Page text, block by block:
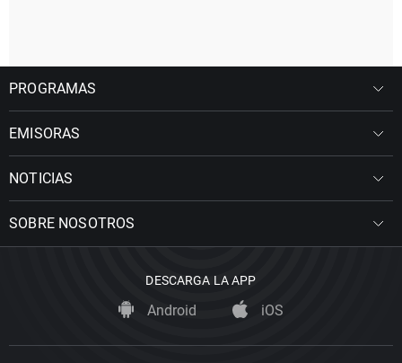
PROGRAMAS
EMISORAS
NOTICIAS
SOBRE NOSOTROS
DESCARGA LA APP
Android iOS